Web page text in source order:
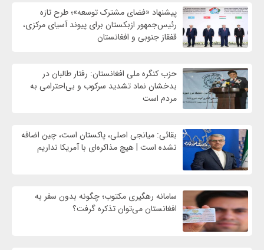
پیشنهاد «فضای مشترک توسعه»؛ طرح تازه
رئیس‌جمهور ازبکستان برای پیوند آسیای مرکزی،
قفقاز جنوبی و افغانستان
حزب کنگره ملی افغانستان: رفتار طالبان در
بدخشان نماد تشدید سرکوب و بی‌احترامی به
مردم است
بقائی: میانجی اصلی، پاکستان است، چین اضافه
نشده است | هیچ مذاکره‌ای با آمریکا نداریم
سامانه رهگیری مکتوب؛ چگونه بدون سفر به
افغانستان می‌توان تذکره گرفت؟